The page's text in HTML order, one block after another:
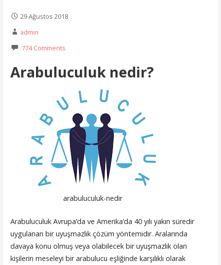
29 Ağustos 2018
admin
774 Comments
Arabuluculuk nedir?
arabuluculuk-nedir
Arabuluculuk Avrupa’da ve Amerika’da 40 yılı yakın süredir
uygulanan bir uyuşmazlık çözüm yöntemidir. Aralarında
davaya konu olmuş veya olabilecek bir uyuşmazlık olan
kişilerin meseleyi bir arabulucu eşliğinde karşılıklı olarak